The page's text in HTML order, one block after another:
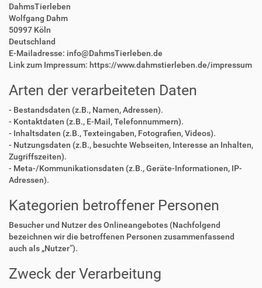
DahmsTierleben
Wolfgang Dahm
50997 Köln
Deutschland
E-Mailadresse: info@DahmsTierleben.de
Link zum Impressum: https://www.dahmstierleben.de/impressum
Arten der verarbeiteten Daten
- Bestandsdaten (z.B., Namen, Adressen).
- Kontaktdaten (z.B., E-Mail, Telefonnummern).
- Inhaltsdaten (z.B., Texteingaben, Fotografien, Videos).
- Nutzungsdaten (z.B., besuchte Webseiten, Interesse an Inhalten,
Zugriffszeiten).
- Meta-/Kommunikationsdaten (z.B., Geräte-Informationen, IP-
Adressen).
Kategorien betroffener Personen
Besucher und Nutzer des Onlineangebotes (Nachfolgend
bezeichnen wir die betroffenen Personen zusammenfassend
auch als „Nutzer“).
Zweck der Verarbeitung